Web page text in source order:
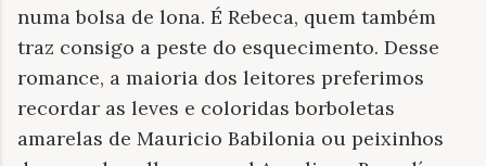
numa bolsa de lona. É Rebeca, quem também
traz consigo a peste do esquecimento. Desse
romance, a maioria dos leitores preferimos
recordar as leves e coloridas borboletas
amarelas de Mauricio Babilonia ou peixinhos